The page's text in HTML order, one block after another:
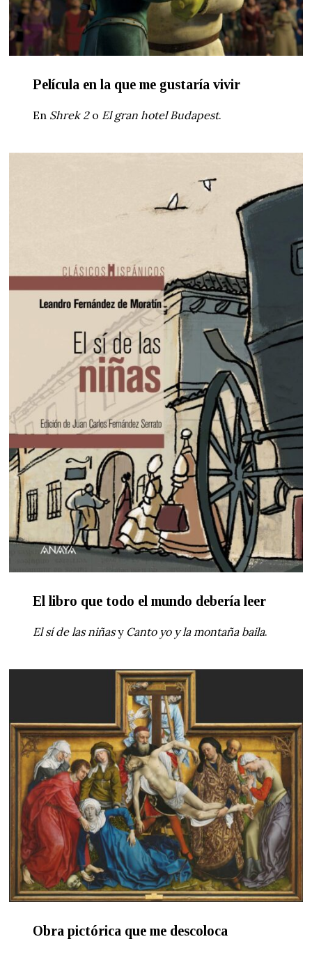
Película en la que me gustaría vivir
En Shrek 2o El gran hotel Budapest.
El libro que todo el mundo debería leer
El sí de las niñasy Canto yo y la montaña baila.
Obra pictórica que me descoloca